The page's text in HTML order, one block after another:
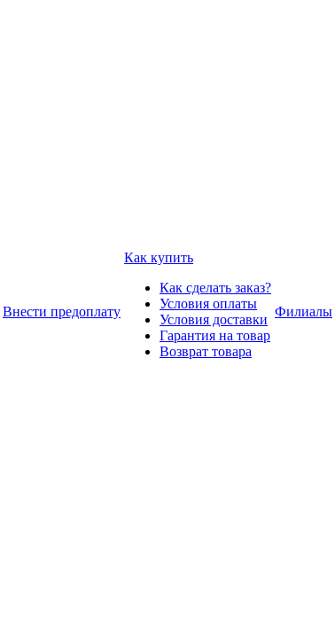
Внести предоплату
Как купить
Как сделать заказ?
Условия оплаты
Условия доставки
Гарантия на товар
Возврат товара
Филиалы